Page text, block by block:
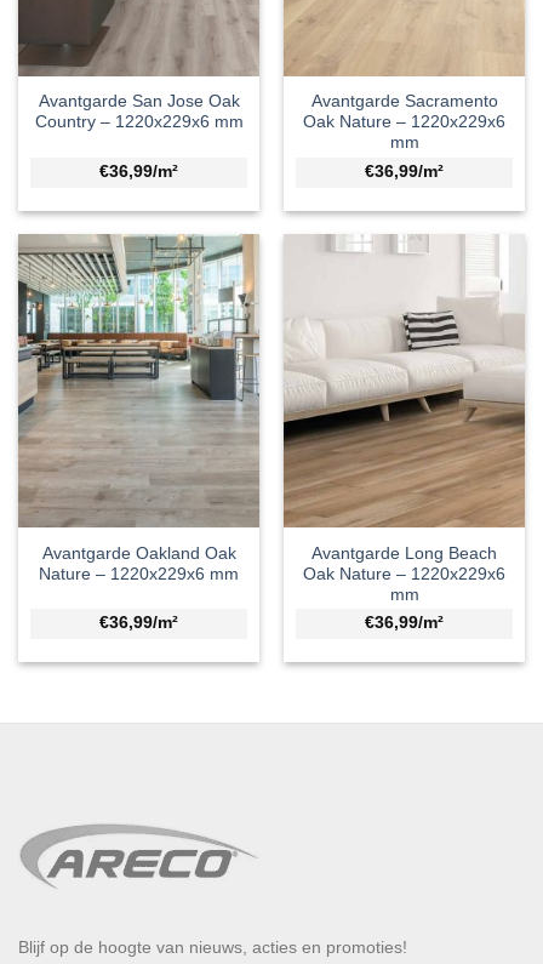
Avantgarde San Jose Oak
Country – 1220x229x6 mm
€36,99/m²
Avantgarde Sacramento
Oak Nature – 1220x229x6
mm
€36,99/m²
Avantgarde Oakland Oak
Nature – 1220x229x6 mm
€36,99/m²
Avantgarde Long Beach
Oak Nature – 1220x229x6
mm
€36,99/m²
Blijf op de hoogte van nieuws, acties en promoties!